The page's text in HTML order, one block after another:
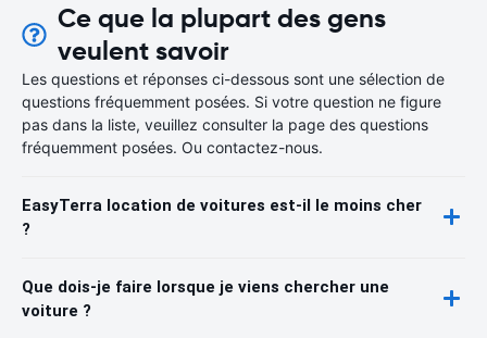
Ce que la plupart des gens
veulent savoir
Les questions et réponses ci-dessous sont une sélection de
questions fréquemment posées. Si votre question ne figure
pas dans la liste, veuillez consulter la page des questions
fréquemment posées. Ou contactez-nous.
EasyTerra location de voitures est-il le moins cher
?
Que dois-je faire lorsque je viens chercher une
voiture ?